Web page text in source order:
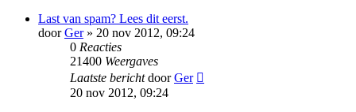
Last van spam? Lees dit eerst.
doorGer» 20 nov 2012, 09:24
0 Reacties
21400 Weergaves
Laatste berichtdoorGer
20 nov 2012, 09:24